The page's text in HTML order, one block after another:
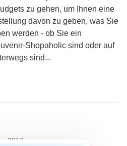
zu gehen, um Ihnen eine
davon zu geben, was Sie
werden - ob Sie ein
Shopaholic sind oder auf
sind...
2016